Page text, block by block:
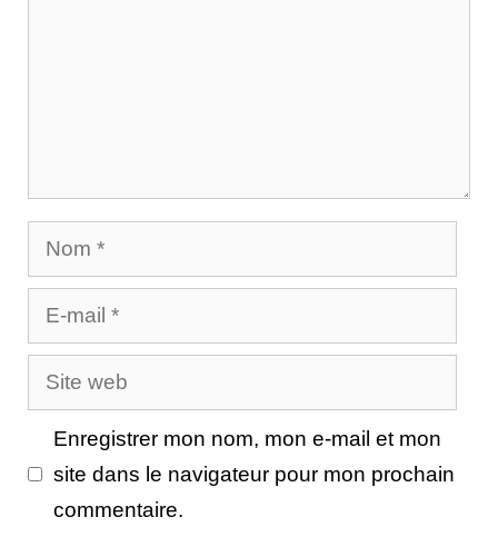
Nom
E-
mail
Site
web
Enregistrer mon nom, mon e-mail et mon
site dans le navigateur pour mon prochain
commentaire.